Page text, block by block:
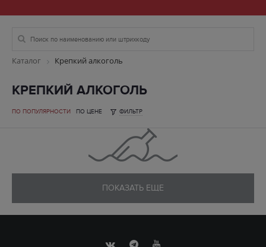
Каталог Крепкий алкоголь
КРЕПКИЙ АЛКОГОЛЬ
ПО ПОПУЛЯРНОСТИ ПО ЦЕНЕ ФИЛЬТР
ПОКАЗАТЬ ЕЩЕ